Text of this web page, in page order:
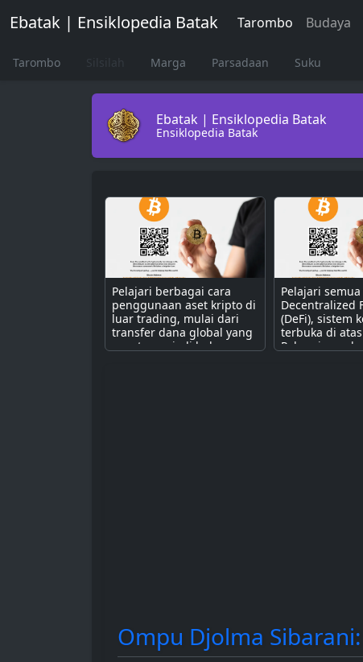
Ebatak | Ensiklopedia Batak Tarombo Budaya
Tarombo Marga Parsadaan Suku
Ebatak | Ensiklopedia Batak
Ensiklopedia Batak
Pelajari berbagai cara
penggunaan aset kripto di
luar trading, mulai dari
transfer dana global yang
cepat, menjadi bahan
Pelajari
Decentralized
(DeFi), sistem
terbuka di
Pahami cara
Ompu Djolma